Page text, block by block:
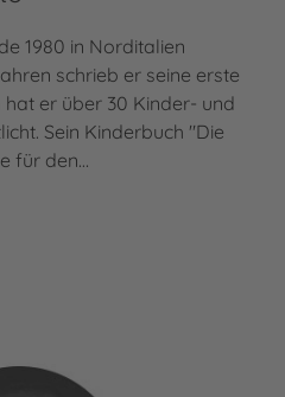
1980 in Norditalien
schrieb er seine erste
er über 30 Kinder- und
Sein Kinderbuch "Die
für den…